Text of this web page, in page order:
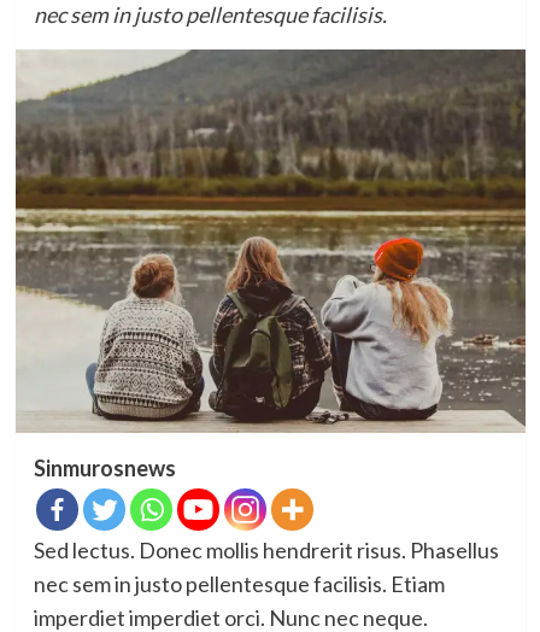
nec sem in justo pellentesque facilisis.
Sinmurosnews
Sed lectus. Donec mollis hendrerit risus. Phasellus
nec sem in justo pellentesque facilisis. Etiam
imperdiet imperdiet orci. Nunc nec neque.